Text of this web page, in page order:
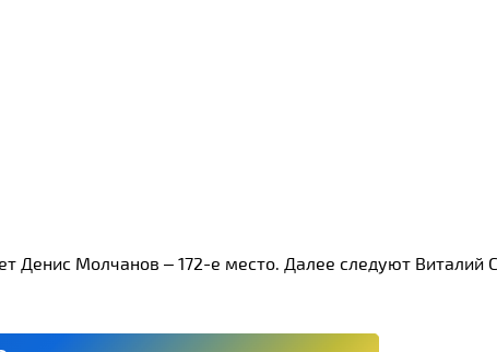
Денис Молчанов – 172-е место. Далее следуют Виталий